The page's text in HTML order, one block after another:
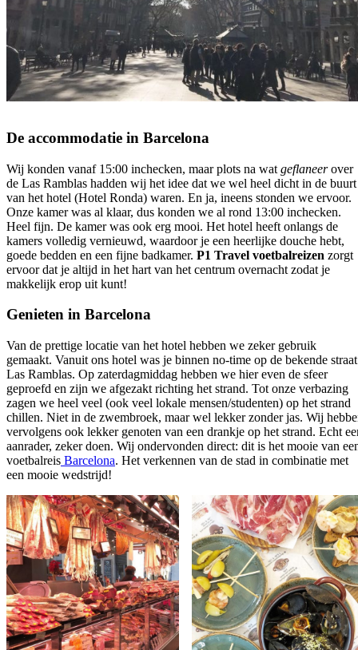
De accommodatie in Barcelona
Wij konden vanaf 15:00 inchecken, maar plots na wat geflaneerover
de Las Ramblas hadden wij het idee dat we wel heel dicht in de buurt
van het hotel (Hotel Ronda) waren. En ja, ineens stonden we ervoor.
Onze kamer was al klaar, dus konden we al rond 13:00 inchecken.
Heel fijn. De kamer was ook erg mooi. Het hotel heeft onlangs de
kamers volledig vernieuwd, waardoor je een heerlijke douche hebt,
goede bedden en een fijne badkamer. P1 Travel voetbalreizen zorgt
ervoor dat je altijd in het hart van het centrum overnacht zodat je
makkelijk erop uit kunt!
Genieten in Barcelona
Van de prettige locatie van het hotel hebben we zeker gebruik
gemaakt. Vanuit ons hotel was je binnen no-time op de bekende straat
Las Ramblas. Op zaterdagmiddag hebben we hier even de sfeer
geproefd en zijn we afgezakt richting het strand. Tot onze verbazing
zagen we heel veel (ook veel lokale mensen/studenten) op het strand
chillen. Niet in de zwembroek, maar wel lekker zonder jas. Wij
vervolgens ook lekker genoten van een drankje op het strand. Echt
aanrader, zeker doen. Wij ondervonden direct: dit is het mooie van
voetbalreis Barcelona. Het verkennen van de stad in combinatie met
een mooie wedstrijd!